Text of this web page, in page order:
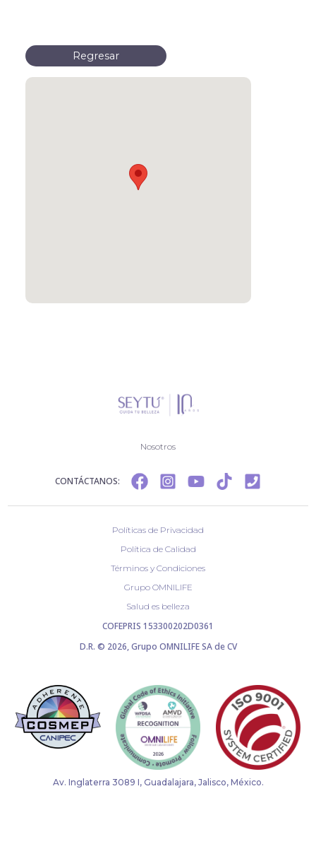
Regresar
Nosotros
CONTÁCTANOS:
Políticas de Privacidad
Política de Calidad
Términos y Condiciones
Grupo OMNILIFE
Salud es belleza
COFEPRIS 153300202D0361
D.R. © 2026, Grupo OMNILIFE SA de CV
Av. Inglaterra 3089 I, Guadalajara, Jalisco, México.